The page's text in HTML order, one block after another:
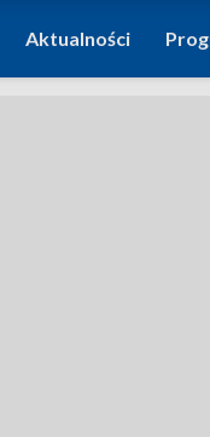
Aktualności